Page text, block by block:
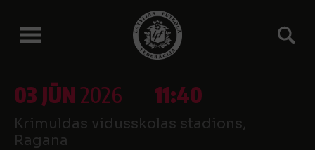
03 JŪN2026 11:40
Krimuldas vidusskolas stadions,
Ragana